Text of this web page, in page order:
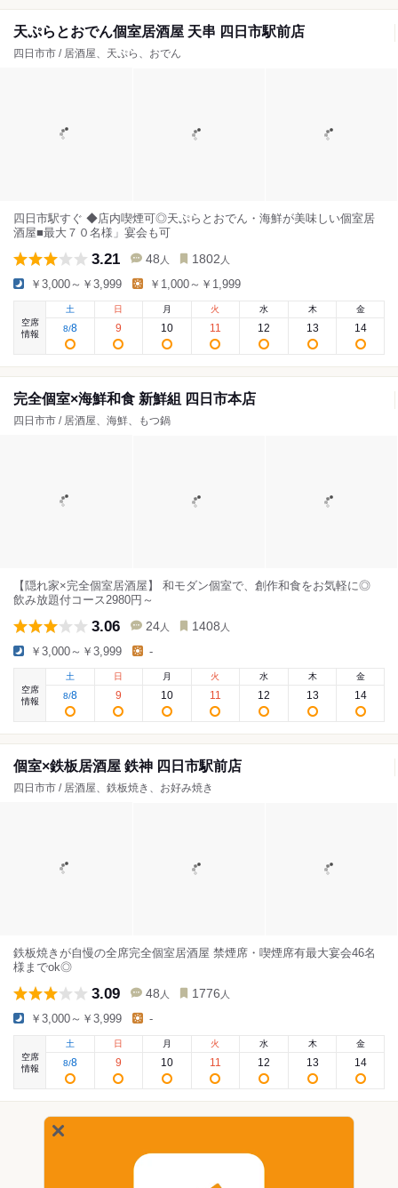
天ぷらとおでん個室居酒屋 天串 四日市駅前店
四日市市 / 居酒屋、天ぷら、おでん
四日市駅すぐ ◆店内喫煙可◎天ぷらとおでん・海鮮が美味しい個室居
酒屋■最大７０名様」宴会も可
3.21 48 人 1802 人
￥3,000～￥3,999 ￥1,000～￥1,999
空席
情報
土
8/8
日
9
月
10
火
11
水
12
木
13
金
14
完全個室×海鮮和食 新鮮組 四日市本店
四日市市 / 居酒屋、海鮮、もつ鍋
【隠れ家×完全個室居酒屋】 和モダン個室で、創作和食をお気軽に◎
飲み放題付コース2980円～
3.06 24 人 1408 人
￥3,000～￥3,999 -
空席
情報
土
8/8
日
9
月
10
火
11
水
12
木
13
金
14
個室×鉄板居酒屋 鉄神 四日市駅前店
四日市市 / 居酒屋、鉄板焼き、お好み焼き
鉄板焼きが自慢の全席完全個室居酒屋 禁煙席・喫煙席有最大宴会46名
様までok◎
3.09 48 人 1776 人
￥3,000～￥3,999 -
空席
情報
土
8/8
日
9
月
10
火
11
水
12
木
13
金
14